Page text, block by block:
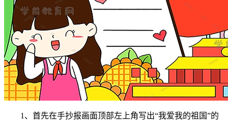
1、首先在手抄报画面顶部左上角写出“我爱我的祖国”的